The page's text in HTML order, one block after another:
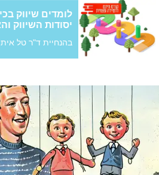
לומדים שיווק
יסודות השיווק
בהנחיית ד"ר טל איתן